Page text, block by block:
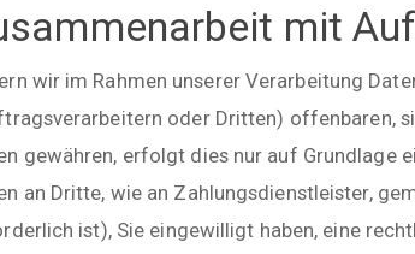
mit
wir im Rahmen unserer Verarbeitung
oder Dritten) offenbaren,
gewähren, erfolgt dies nur auf Grundlage
an Dritte, wie an Zahlungsdienstleister,
ist), Sie eingewilligt haben, eine